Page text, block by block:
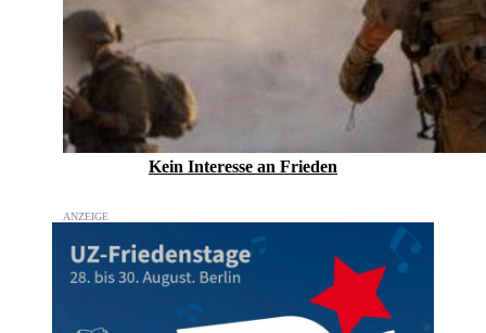
Kein Inte­resse an Frieden